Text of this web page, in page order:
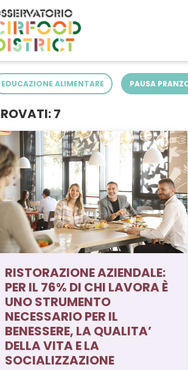
EDUCAZIONE ALIMENTARE PAUSA
RUOLO SOCIALE DEL CIBO
7
RISTORAZIONE AZIENDALE:
PER IL 76% DI CHI LAVORA È
UNO STRUMENTO
NECESSARIO PER IL
BENESSERE, LA QUALITA’
DELLA VITA E LA
SOCIALIZZAZIONE